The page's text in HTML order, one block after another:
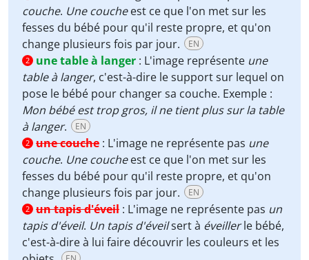
couche. Une coucheest ce que l'on met sur les
fesses du bébé pour qu'il reste propre, et qu'on
change plusieurs fois par jour.
EN
2 une table à langer : L'image représente une
table à langer, c'est-à-dire le support sur lequel on
pose le bébé pour changer sa couche. Exemple :
Mon bébé est trop gros, il ne tient plus sur la table
à langer. EN
2 une couche : L'image ne représente pas une
couche. Une coucheest ce que l'on met sur les
fesses du bébé pour qu'il reste propre, et qu'on
change plusieurs fois par jour.
EN
2 un tapis d'éveil : L'image ne représente pas un
tapis d'éveil. Un tapis d'éveilsert à éveillerle bébé,
c'est-à-dire à lui faire découvrir les couleurs et les